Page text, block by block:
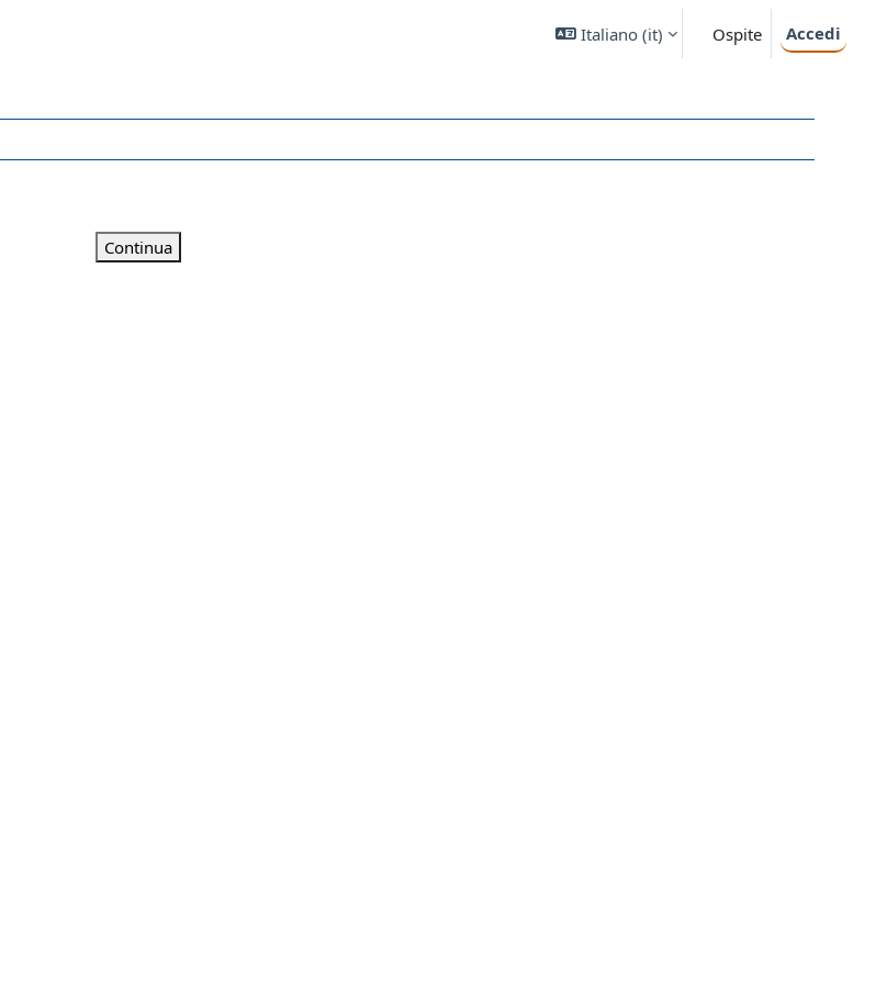
Italiano ‎(it)‎ Ospite Accedi
Continua